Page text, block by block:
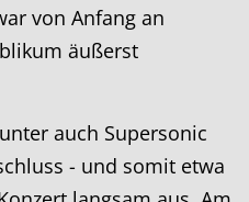
von Anfang an
äußerst
auch Supersonic
- und somit etwa